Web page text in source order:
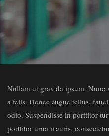
Nullam ut gravida ipsum. Nunc
a felis. Donec augue tellus,
odio. Suspendisse in porttitor
porttitor urna mauris,